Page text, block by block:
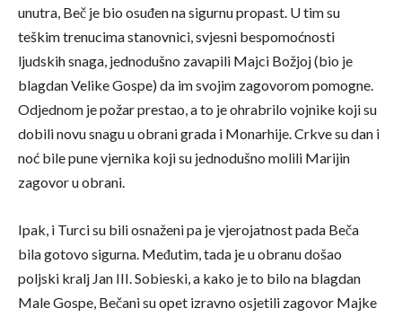
unutra, Beč je bio osuđen na sigurnu propast. U tim su
teškim trenucima stanovnici, svjesni bespomoćnosti
ljudskih snaga, jednodušno zavapili Majci Božjoj (bio je
blagdan Velike Gospe) da im svojim zagovorom pomogne.
Odjednom je požar prestao, a to je ohrabrilo vojnike koji su
dobili novu snagu u obrani grada i Monarhije. Crkve su dan i
noć bile pune vjernika koji su jednodušno molili Marijin
zagovor u obrani.
Ipak, i Turci su bili osnaženi pa je vjerojatnost pada Beča
bila gotovo sigurna. Međutim, tada je u obranu došao
poljski kralj Jan III. Sobieski, a kako je to bilo na blagdan
Male Gospe, Bečani su opet izravno osjetili zagovor Majke